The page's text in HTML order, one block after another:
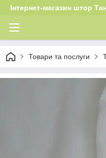
Інтернет-магазин штор
Товари та послуги